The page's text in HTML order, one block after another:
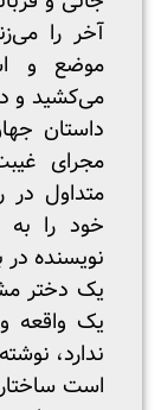
آخر را
موضع و
می‌کشید و
داستان
مجرای
متداول
خود را
نویسنده
یک دختر
یک واقعه
ندارد،
است